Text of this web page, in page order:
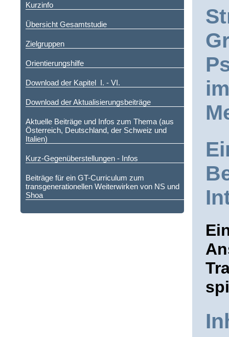
Kurzinfo
Übersicht Gesamtstudie
Zielgruppen
Orientierungshilfe
Download der Kapitel I. - VI.
Download der Aktualisierungsbeiträge
Aktuelle Beiträge und Infos zum Thema (aus
Österreich, Deutschland, der Schweiz und
Italien)
Kurz-Gegenüberstellungen - Infos
Beiträge für ein GT-Curriculum zum
transgenerationellen Weiterwirken von NS und
Shoa